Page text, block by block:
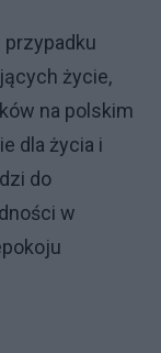
przypadku
życie,
na polskim
dla życia i
do
w